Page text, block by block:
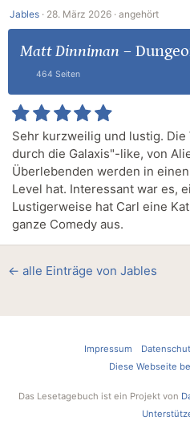
Jables · 28. März 2026 · angehört
Matt Dinniman –
464 Seiten
Sehr kurzweilig und lustig.
durch die Galaxis"-like, von
Überlebenden werden in
Level hat. Interessant war es,
Lustigerweise hat Carl eine
ganze Comedy aus.
← alle Einträge von Jables
Impressum
Diese Webseite
Das Lesetagebuch ist ein Projekt von